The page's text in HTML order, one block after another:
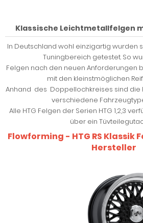
Klassische Leichtmetallfelgen
In Deutschland wohl einzigartig wurden
Tuningbereich getestet. So
Felgen nach den neuen Anforderungen
mit den kleinstmöglichen
Anhand des Doppellochkreises sind die
verschiedene
Alle HTG Felgen der Serien HTG 1,2,3
über ein
Flowforming - HTG RS Klassik
Hersteller